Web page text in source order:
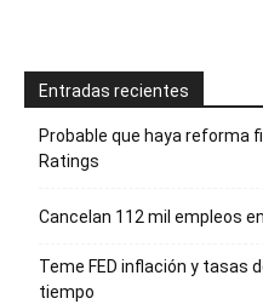
Entradas recientes
Probable que haya reforma
Ratings
Cancelan 112 mil empleos
Teme FED inflación y tasas
tiempo